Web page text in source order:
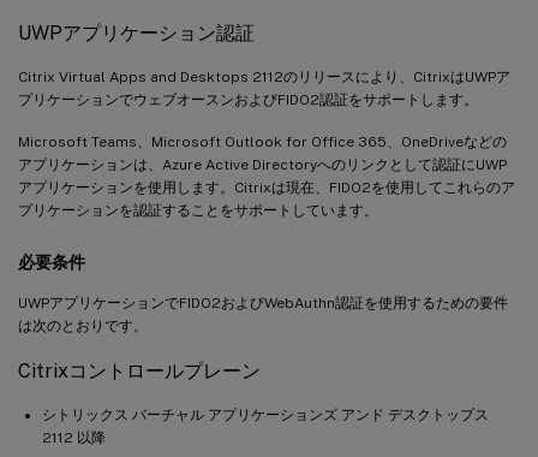
UWPアプリケーション認証
Citrix Virtual Apps and Desktops 2112のリリースにより、CitrixはUWPア
プリケーションでウェブオースンおよびFIDO2認証をサポートします。
Microsoft Teams、Microsoft Outlook for Office 365、OneDriveなどの
アプリケーションは、Azure Active Directoryへのリンクとして認証にUWP
アプリケーションを使用します。Citrixは現在、FIDO2を使用してこれらのア
プリケーションを認証することをサポートしています。
必要条件
UWPアプリケーションでFIDO2およびWebAuthn認証を使用するための要件
は次のとおりです。
Citrixコントロールプレーン
シトリックス バーチャル アプリケーションズ アンド デスクトップス
2112 以降